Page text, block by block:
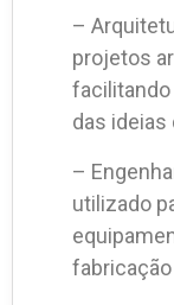
–
projetos
facilitando
das ideias
–
utilizado